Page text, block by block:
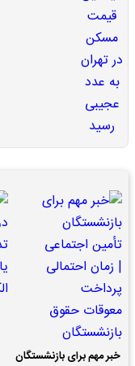
خبر مهم برای بازنشستگان